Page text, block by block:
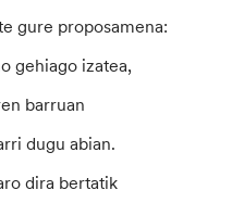
gure proposamena:
gehiago izatea,
barruan
dugu abian.
dira bertatik